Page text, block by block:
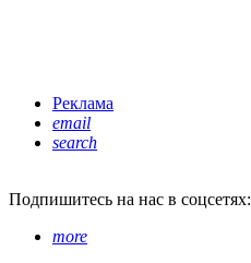
Реклама
email
search
Подпишитесь на нас в соцсетях:
more